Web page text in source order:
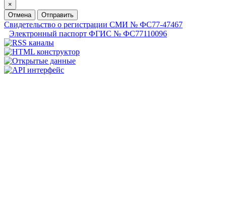
×
Отмена
Отправить
Свидетельство о регистрации СМИ № ФС77-47467
Электронный паспорт ФГИС № ФС77110096